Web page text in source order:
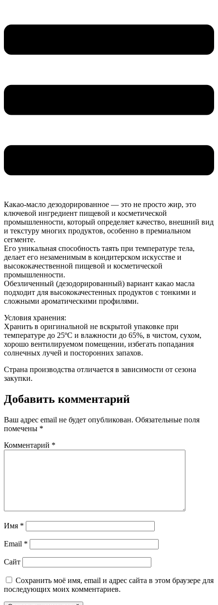
Какао-масло дезодорированное — это не просто жир, это
ключевой ингредиент пищевой и косметической
промышленности, который определяет качество, внешний вид
и текстуру многих продуктов, особенно в премиальном
сегменте.
Его уникальная способность таять при температуре тела,
делает его незаменимым в кондитерском искусстве и
высококачественной пищевой и косметической
промышленности.
Обезличенный (дезодорированный) вариант какао масла
подходит для высококачестенных продуктов с тонкими и
сложными ароматическими профилями.
Условия хранения:
Хранить в оригинальной не вскрытой упаковке при
температуре до 25ºС и влажности до 65%, в чистом, сухом,
хорошо вентилируемом помещении, избегать попадания
солнечных лучей и посторонних запахов.
Страна производства отличается в зависимости от сезона
закупки.
Добавить комментарий
Ваш адрес email не будет опубликован. Обязательные поля
помечены *
Комментарий *
Имя *
Email *
Сайт
Сохранить моё имя, email и адрес сайта в этом браузере для
последующих моих комментариев.